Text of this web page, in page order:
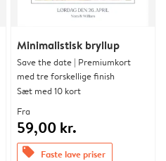
Minimalistisk bryllup
Save the date | Premiumkort
med tre forskellige finish
Sæt med 10 kort
Fra
59,00 kr.
offers Faste lave priser